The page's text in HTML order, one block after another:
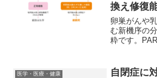
換え修復
卵巣がんや
む新機序の
粋です。
遺伝子の機
医学・医療・健康
自閉症に